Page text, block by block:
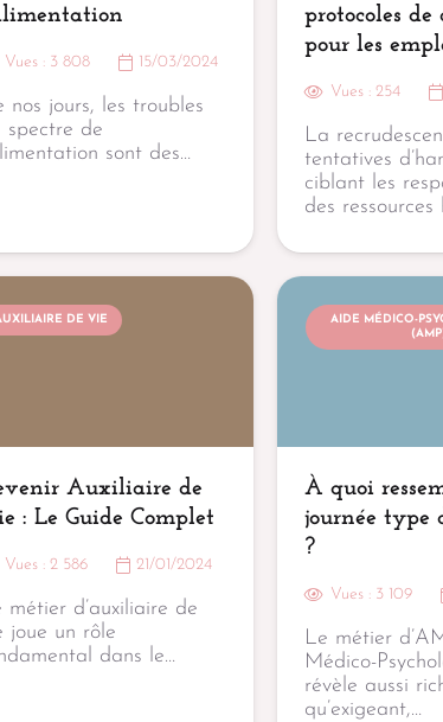
Vues : 3 808 15/03/2024
nos jours, les troubles
spectre de
sont des…
protocoles
pour les
Vues : 254
La
tentatives
ciblant les
des ressources
DE VIE
Auxiliaire de
: Le Guide Complet
Vues : 2 586 21/01/2024
métier d’auxiliaire de
joue un rôle
dans le…
AIDE MÉDICO-
À quoi
journée type
?
Vues : 3 109
Le métier
Médico-
révèle aussi
qu’exigeant,…